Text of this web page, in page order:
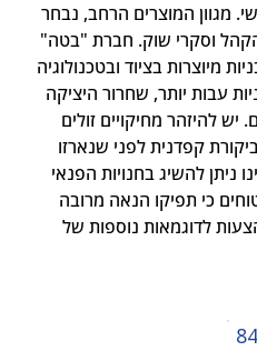
מגוון המוצרים הרחב, נבחר
וסקרי שוק. חברת "בטה"
מיוצרות בציוד ובטכנולוגיה
עבות יותר, שחרור היציקה
להיזהר מחיקויים זולים
קפדנית לפני שנארזו
ניתן להשיג בחנויות הפנאי
כי תפיקו הנאה מרובה
לדוגמאות נוספות של